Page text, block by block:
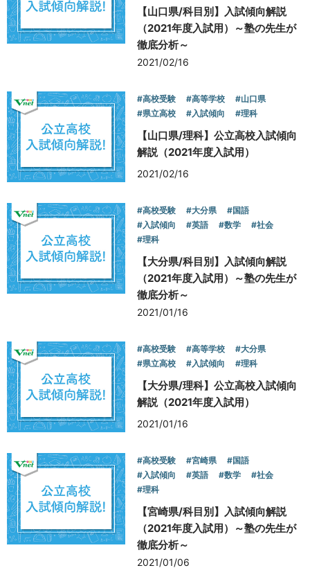
【山口県/科目別】入試傾向解説
（2021年度入試用）～塾の先生が
徹底分析～
2021/02/16
#高校受験 #高等学校
#山口県
#県立高校
#入試傾向 #理科
【山口県/理科】公立高校入試傾向
解説（2021年度入試用）
2021/02/16
#高校受験 #大分県
#国語
#入試傾向
#英語 #数学
#社会
#理科
【大分県/科目別】入試傾向解説
（2021年度入試用）～塾の先生が
徹底分析～
2021/01/16
#高校受験 #高等学校
#大分県
#県立高校
#入試傾向 #理科
【大分県/理科】公立高校入試傾向
解説（2021年度入試用）
2021/01/16
#高校受験 #宮崎県
#国語
#入試傾向
#英語 #数学
#社会
#理科
【宮崎県/科目別】入試傾向解説
（2021年度入試用）～塾の先生が
徹底分析～
2021/01/06